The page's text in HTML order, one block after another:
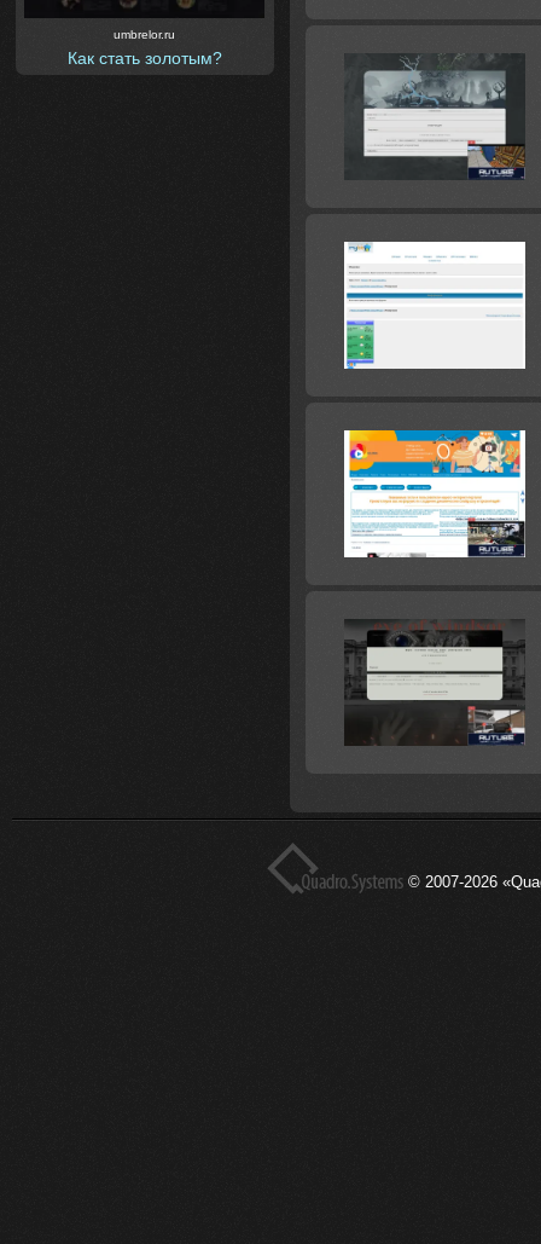
umbrelor.ru
Как стать золотым?
© 2007-2026